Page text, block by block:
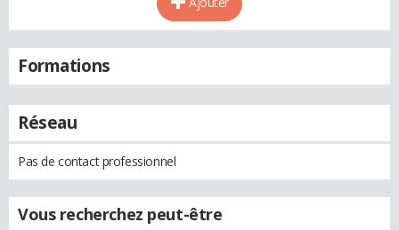
Formations
Réseau
Pas de contact professionnel
Vous recherchez peut-être